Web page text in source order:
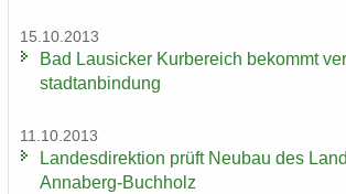
15.10.2013
Bad Lau­si­cker Kur­be­reich be­kommt
stadt­an­bin­dung
11.10.2013
Lan­des­di­rek­ti­on prüft Neu­bau des
Annaberg-​Buchholz